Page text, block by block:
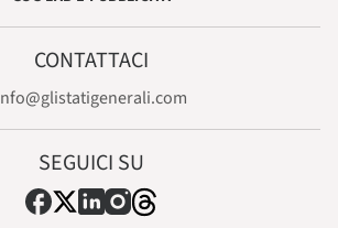
CONTATTACI
SEGUICI SU